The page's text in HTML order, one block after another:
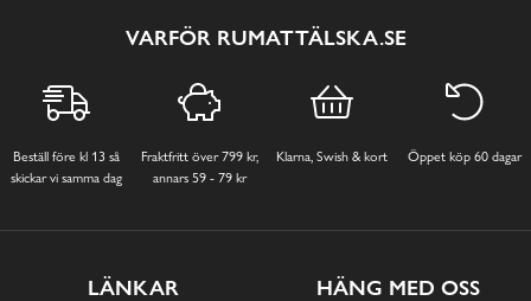
VARFÖR RUMATTÄLSKA.SE
Beställ före kl 13 så
skickar vi samma dag
Fraktfritt över 799 kr,
annars 59 - 79 kr
Klarna, Swish & kort Öppet köp 60 dagar
LÄNKAR HÄNG MED OSS